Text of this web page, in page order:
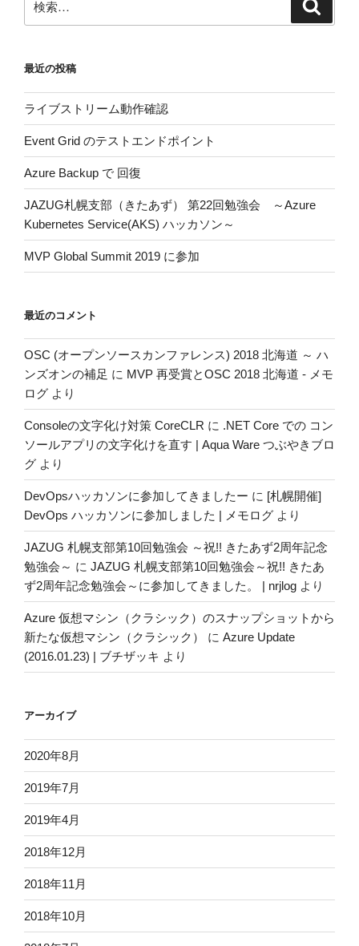
シ
索:
最近の投稿
ライブストリーム動作確認
Event Grid のテストエンドポイント
Azure Backup で 回復
JAZUG札幌支部（きたあず） 第22回勉強会 ～Azure
Kubernetes Service(AKS) ハッカソン～
MVP Global Summit 2019 に参加
最近のコメント
OSC (オープンソースカンファレンス) 2018 北海道 ～ ハ
ンズオンの補足 に MVP 再受賞とOSC 2018 北海道 - メモ
ログ より
Consoleの文字化け対策 CoreCLR に .NET Core での コン
ソールアプリの文字化けを直す | Aqua Ware つぶやきブロ
グ より
DevOpsハッカソンに参加してきましたー に [札幌開催]
DevOps ハッカソンに参加しました | メモログ より
JAZUG 札幌支部第10回勉強会 ～祝!! きたあず2周年記念
勉強会～ に JAZUG 札幌支部第10回勉強会～祝!! きたあ
ず2周年記念勉強会～に参加してきました。 | nrjlog より
Azure 仮想マシン（クラシック）のスナップショットから
新たな仮想マシン（クラシック）
に Azure Update
(2016.01.23) | ブチザッキ より
アーカイブ
2020年8月
2019年7月
2019年4月
2018年12月
2018年11月
2018年10月